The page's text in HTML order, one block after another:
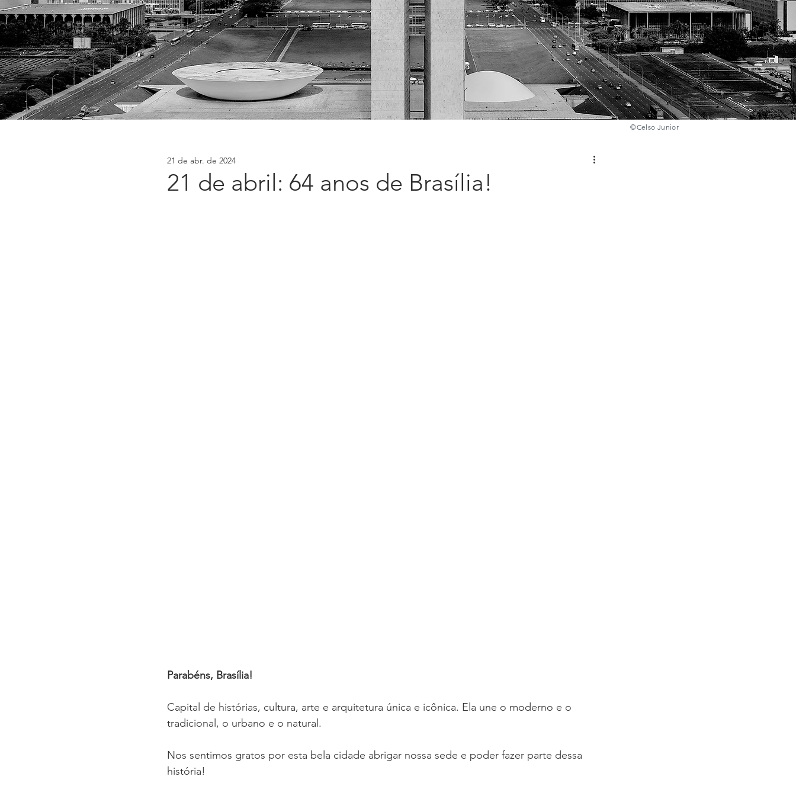
©️Celso Junior
21 de abril: 64 anos de Brasília!
21 de abr. de 2024
Parabéns, Brasília!
Capital de histórias, cultura, arte e arquitetura única e icônica. Ela une o moderno e o
tradicional, o urbano e o natural.
Nos sentimos gratos por esta bela cidade abrigar nossa sede e poder fazer parte dessa
história!